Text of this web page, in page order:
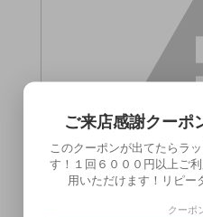
ジョは極上名器）は
ご来店感謝クーポ
このクーポンが出てたらラ
す！１回６０００円以上ご
用いただけます！リピー
クーポ